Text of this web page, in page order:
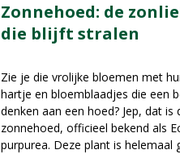
Zonnehoed: de
die blijft stralen
Zie je die vrolijke bloemen met
hartje en bloemblaadjes die een
denken aan een hoed? Jep, dat is
zonnehoed, officieel bekend als
purpurea. Deze plant is helemaal